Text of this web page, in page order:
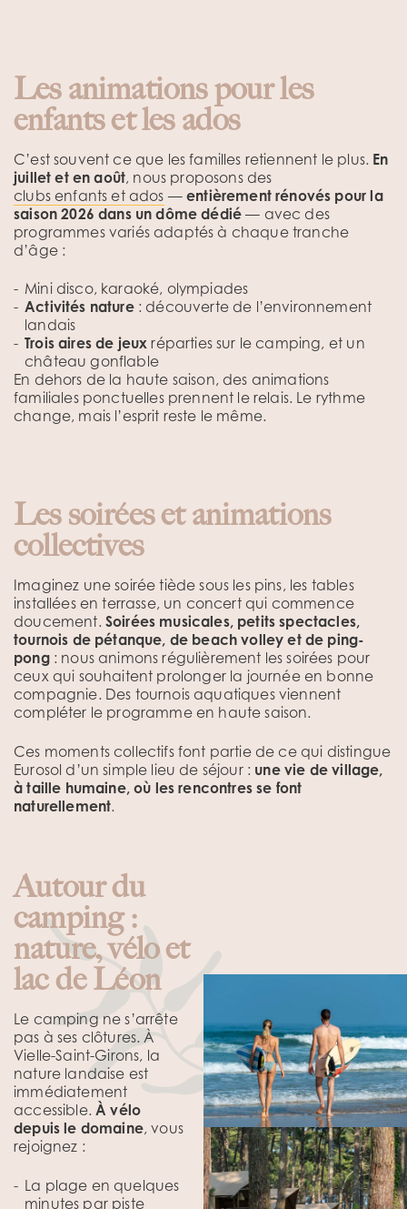
Les animations pour les
enfants et les ados
C’est souvent ce que les familles retiennent le plus. En
juillet et en août, nous proposons des
clubs enfants et ados —entièrement rénovés pour la
saison 2026 dans un dôme dédié — avec des
programmes variés adaptés à chaque tranche
d’âge :
Mini disco, karaoké, olympiades
Activités nature: découverte de l’environnement
landais
Trois aires de jeux réparties sur le camping, et un
château gonflable
En dehors de la haute saison, des animations
familiales ponctuelles prennent le relais. Le rythme
change, mais l’esprit reste le même.
Les soirées et animations
collectives
Imaginez une soirée tiède sous les pins, les tables
installées en terrasse, un concert qui commence
doucement. Soirées musicales, petits spectacles,
tournois de pétanque, de beach volley et de ping-
pong: nous animons régulièrement les soirées pour
ceux qui souhaitent prolonger la journée en bonne
compagnie. Des tournois aquatiques viennent
compléter le programme en haute saison.
Ces moments collectifs font partie de ce qui distingue
Eurosol d’un simple lieu de séjour : une vie de village,
à taille humaine, où les rencontres se font
naturellement.
Autour du
camping :
nature, vélo et
lac de Léon
Le camping ne s’arrête
pas à ses clôtures. À
Vielle-Saint-Girons, la
nature landaise est
immédiatement
accessible.À vélo
depuis le domaine, vous
rejoignez :
La plage en quelques
minutes par piste